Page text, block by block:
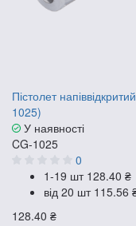
Пістолет
1025)
У наявності
CG-1025
0
1-19 шт 128.40 ₴
від 20 шт 115.56
128.40 ₴